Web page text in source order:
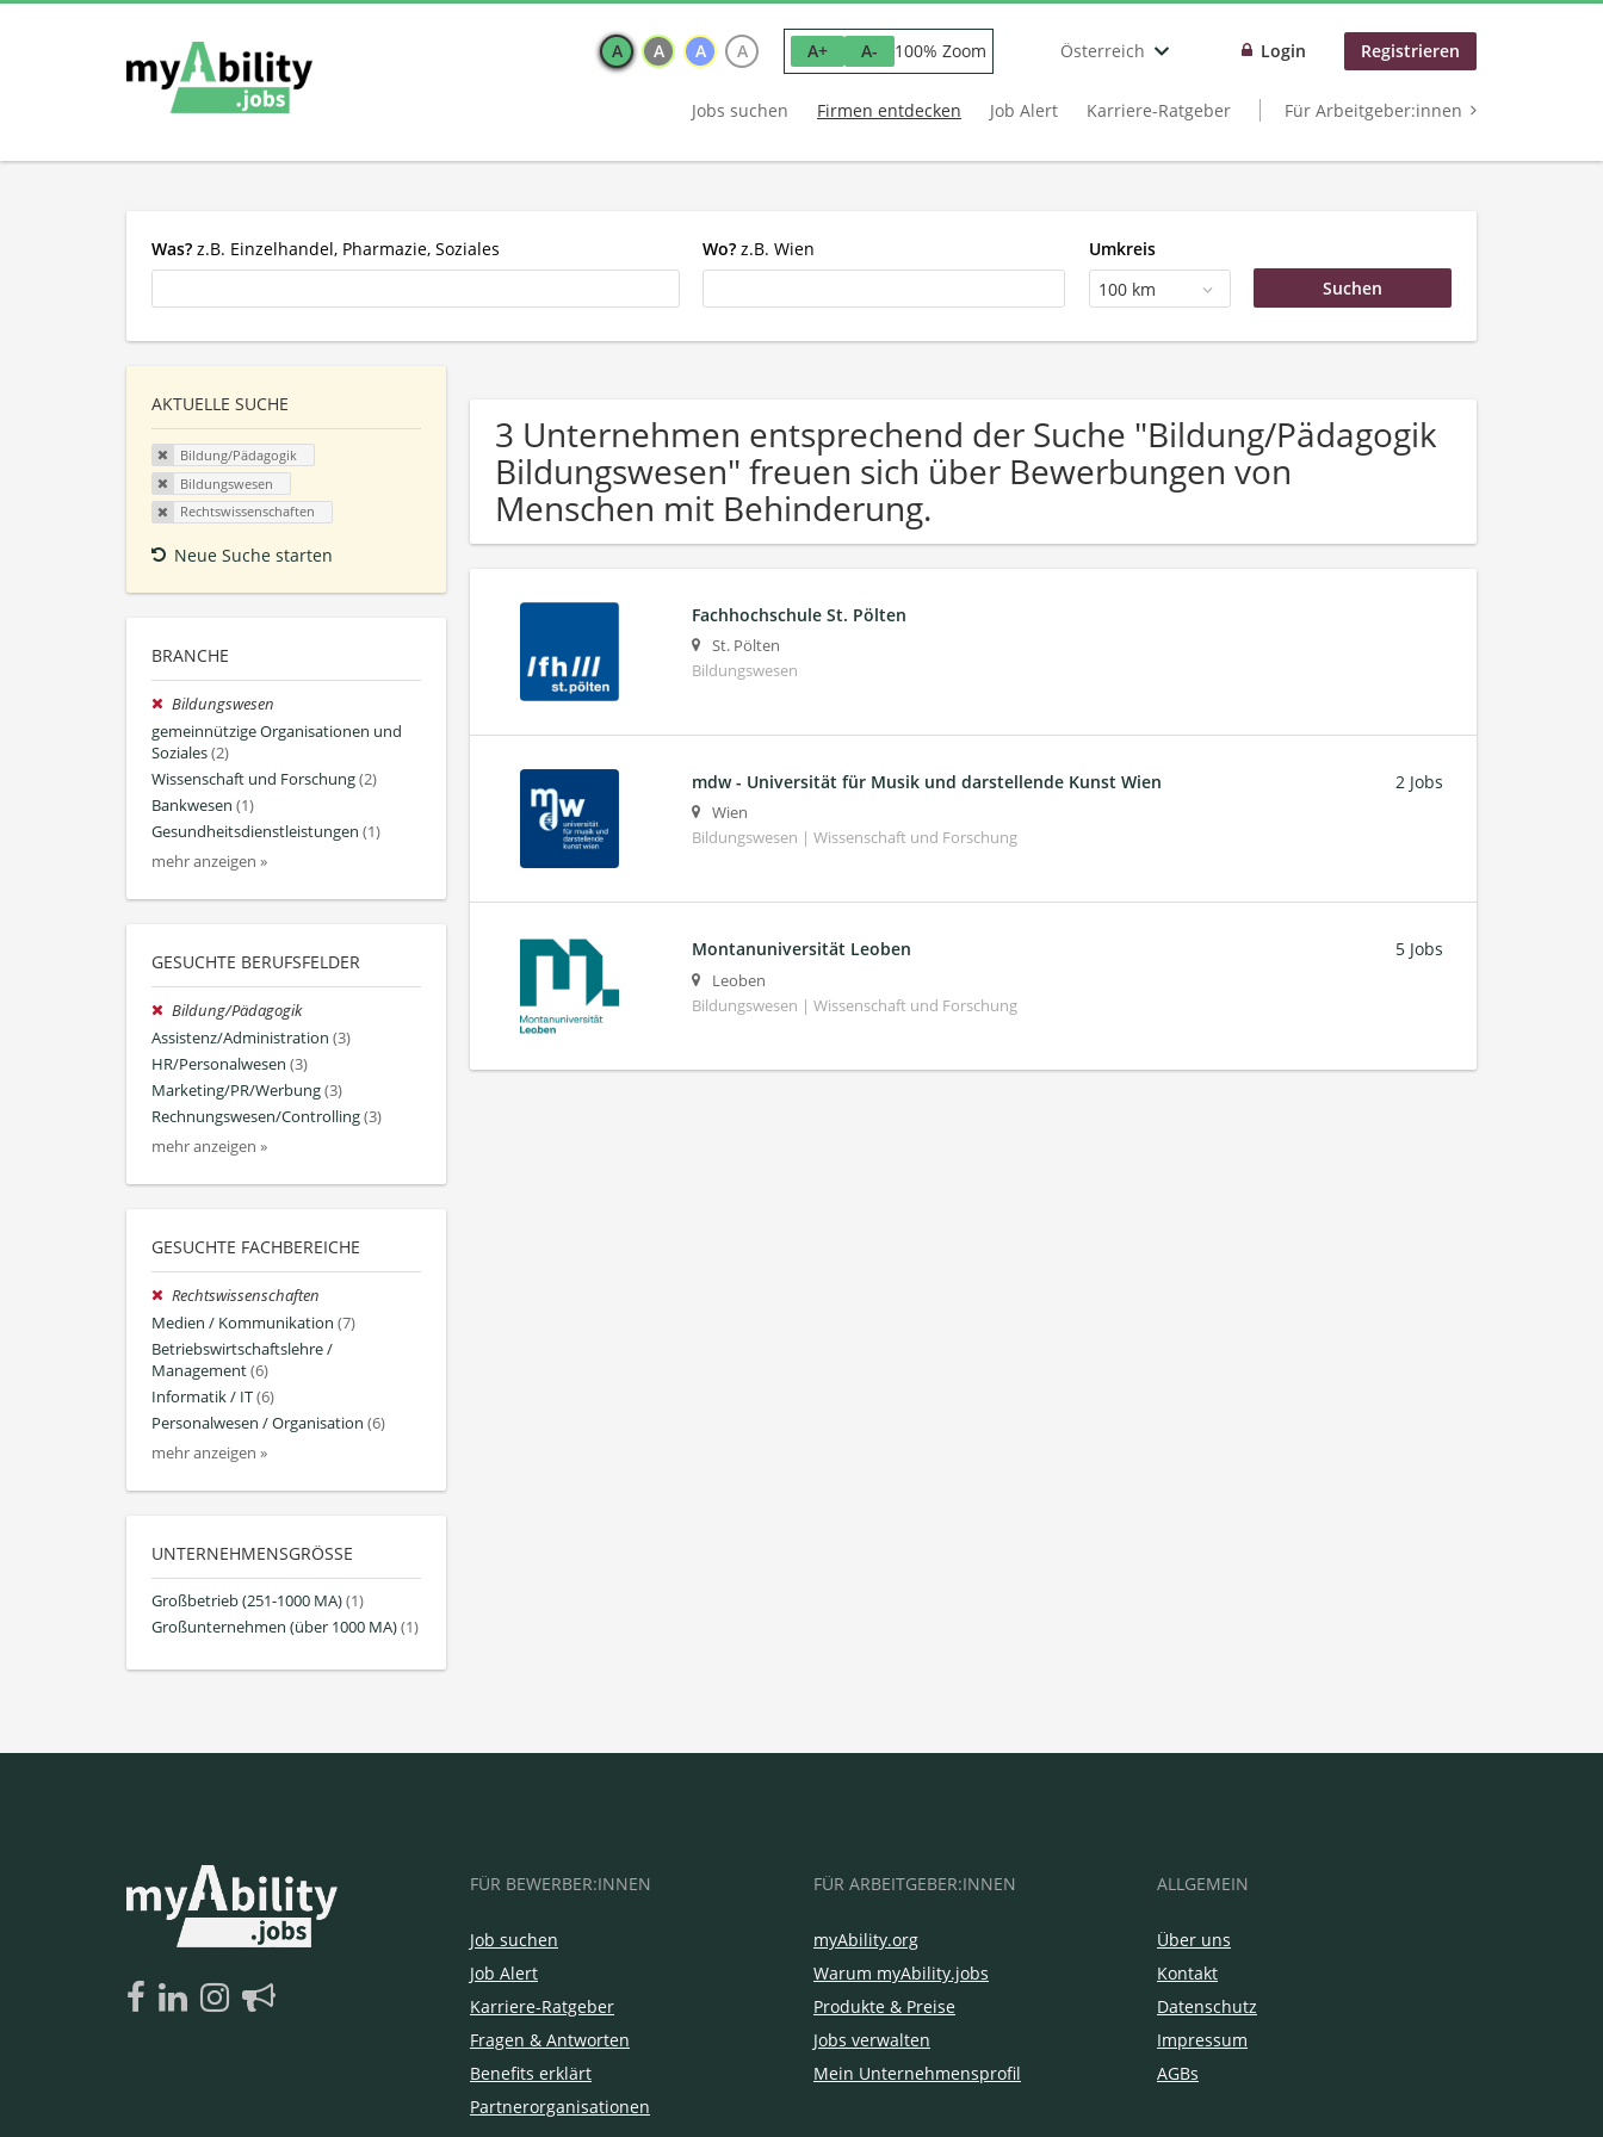
A A A A A+ A- 100% Zoom Österreich Login Registrieren
Jobs suchen Firmen entdecken Job Alert Karriere-Ratgeber Für Arbeitgeber:innen
Was? z.B. Einzelhandel, Pharmazie, Soziales Wo? z.B. Wien
Umkreis
100 km
AKTUELLE SUCHE
Bildung/Pädagogik
Bildungswesen
Rechtswissenschaften
Neue Suche starten
BRANCHE
Bildungswesen
gemeinnützige Organisationen und
Soziales(2)
Wissenschaft und Forschung(2)
Bankwesen (1)
Gesundheitsdienstleistungen (1)
mehr anzeigen »
GESUCHTE BERUFSFELDER
Bildung/Pädagogik
Assistenz/Administration (3)
HR/Personalwesen (3)
Marketing/PR/Werbung(3)
Rechnungswesen/Controlling(3)
mehr anzeigen »
GESUCHTE FACHBEREICHE
Rechtswissenschaften
Medien / Kommunikation (7)
Betriebswirtschaftslehre /
Management(6)
Informatik / IT(6)
Personalwesen / Organisation (6)
mehr anzeigen »
UNTERNEHMENSGRÖSSE
Großbetrieb (251-1000 MA)(1)
Großunternehmen (über 1000 MA)(1)
3 Unternehmen entsprechend der Suche "Bildung/Pädagogik
Bildungswesen" freuen sich über Bewerbungen von
Menschen mit Behinderung.
Fachhochschule St. Pölten
St. Pölten
Bildungswesen
mdw - Universität für Musik und darstellende Kunst Wien
Wien
Bildungswesen | Wissenschaft und Forschung
2 Jobs
Montanuniversität Leoben
Leoben
Bildungswesen | Wissenschaft und Forschung
5 Jobs
FÜR BEWERBER:INNEN
Job suchen
Job Alert
Karriere-Ratgeber
Fragen & Antworten
Benefits erklärt
Partnerorganisationen
FÜR ARBEITGEBER:INNEN
myAbility.org
Warum myAbility.jobs
Produkte & Preise
Jobs verwalten
Mein Unternehmensprofil
ALLGEMEIN
Über uns
Kontakt
Datenschutz
Impressum
AGBs